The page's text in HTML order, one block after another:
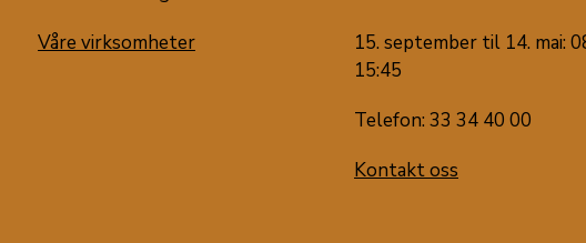
Våre virksomheter
15. september til 14. mai:
15:45
Telefon: 33 34 40 00
Kontakt oss